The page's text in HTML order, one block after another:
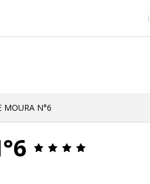
Retrouve
MOURA N°6